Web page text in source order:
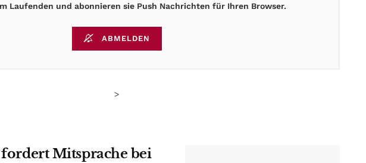
Laufenden und abonnieren sie Push Nachrichten für Ihren Browser.
ABMELDEN
>
Mitsprache bei